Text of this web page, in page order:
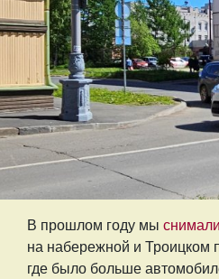
В прошлом году мы
на набережной и Троицком
где было больше